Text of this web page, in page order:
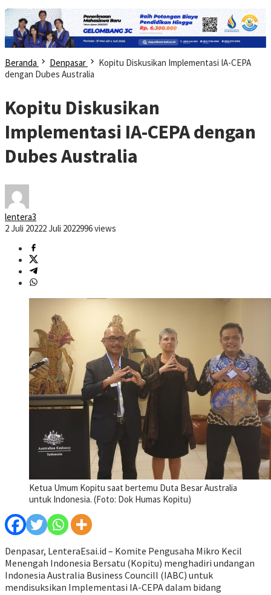
Beranda Denpasar
Kopitu Diskusikan Implementasi IA-CEPA
dengan Dubes Australia
Kopitu Diskusikan
Implementasi IA-CEPA dengan
Dubes Australia
lentera3
2 Juli 20222 Juli 2022996 views
Ketua Umum Kopitu saat bertemu Duta Besar Australia
untuk Indonesia. (Foto: Dok Humas Kopitu)
Denpasar, LenteraEsai.id – Komite Pengusaha Mikro Kecil
Menengah Indonesia Bersatu (Kopitu) menghadiri undangan
Indonesia Australia Business Councill (IABC) untuk
mendisuksikan Implementasi IA-CEPA dalam bidang